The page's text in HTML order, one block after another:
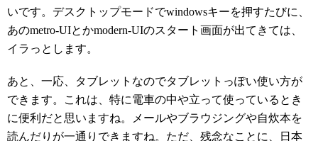
いです。デスクトップモードでwindowsキーを押すたびに、
あのmetro-UIとかmodern-UIのスタート画面が出てきては、
イラっとします。
あと、一応、タブレットなのでタブレットっぽい使い方が
できます。これは、特に電車の中や立って使っているとき
に便利だと思いますね。メールやブラウジングや自炊本を
読んだりが一通りできますね。ただ、残念なことに、日本